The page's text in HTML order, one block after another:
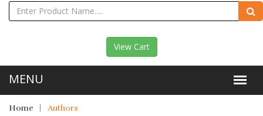
View Cart
Home Authors